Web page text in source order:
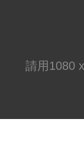
請用1080